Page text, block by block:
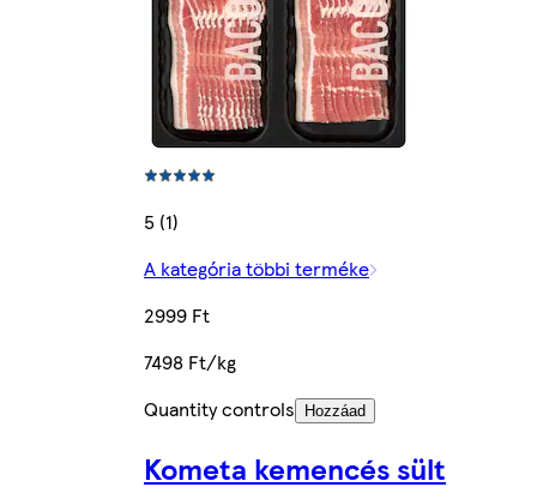
5 (1)
A kategória többi terméke
2999 Ft
7498 Ft/kg
Quantity controls
Hozzáad
Kometa kemencés sült